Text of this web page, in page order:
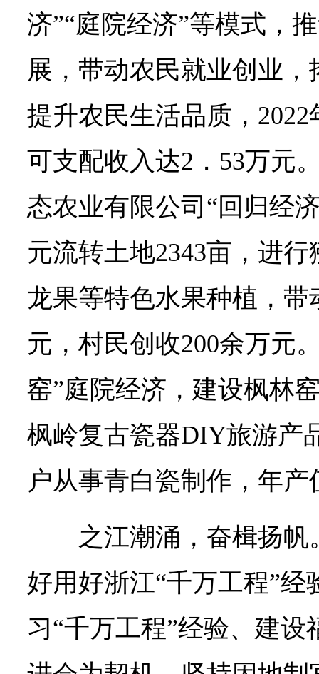
济”“庭院经济”等模式，
展，带动农民就业创业
提升农民生活品质，
可支配收入达2．53万元
态农业有限公司“回归经
元流转土地2343亩，进
龙果等特色水果种植，
元，村民创收200余万元
窑”庭院经济，建设枫林
枫岭复古瓷器DIY旅游产
户从事青白瓷制作，年产
之江潮涌，奋楫扬
好用好浙江“千万工程”经
习“千万工程”经验、建